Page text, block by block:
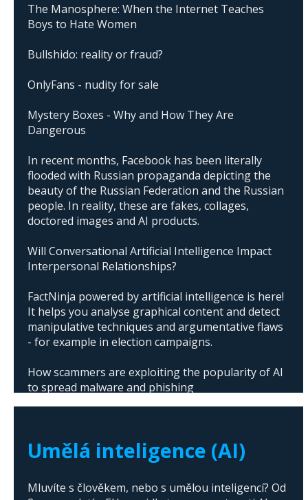
The Manosphere: When the Internet Teaches
Boys to Hate Women
Bullshido: reality or fraud?
OnlyFans - nudity for sale
Mystery Boxes - Why and How They Are
Dangerous
In recent months, Facebook has been literally
flooded with Russian propaganda depicting the
beauty of the Russian Federation and the Russian
people. In reality, these are fakes, collages,
doctored images and AI products.
Will Conversational Artificial Intelligence Impact
Interpersonal Relationships?
FactNinja powered by artificial intelligence is here!
It helps you analyse graphical content and detect
manipulative techniques and argumentative flaws
- for example in election campaigns.
How scammers are exploiting the popularity of AI
to spread malware and phishing
Umělá inteligence (AI)
Mluvíte s člověkem, nebo s umělou inteligencí? Od